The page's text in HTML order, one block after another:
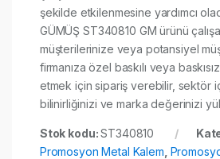
şekilde etkilenmesine yardımcı
GÜMÜŞ ST340810 GM ürünü
müşterilerinize veya potansiyel
firmanıza özel baskılı veya
etmek için sipariş verebilir, sektör
bilinirliğinizi ve marka değerinizi
Stok kodu:ST340810
Promosyon Metal Kalem